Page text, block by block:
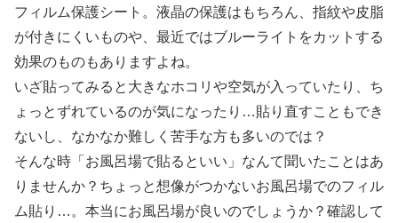
フィルム保護シート。液晶の保護はもちろん、指紋や皮脂
が付きにくいものや、最近ではブルーライトをカットする
効果のものもありますよね。
いざ貼ってみると大きなホコリや空気が入っていたり、ち
ょっとずれているのが気になったり…貼り直すこともでき
ないし、なかなか難しく苦手な方も多いのでは？
そんな時「お風呂場で貼るといい」なんて聞いたことはあ
りませんか？ちょっと想像がつかないお風呂場でのフィル
ム貼り…。本当にお風呂場が良いのでしょうか？確認して